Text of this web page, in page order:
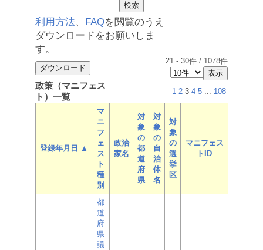
利用方法、 FAQを閲覧のうえ
ダウンロードをお願いしま
す。
21 - 30件 / 1078件
政策（マニフェス
ト）一覧
1 2 3 4 5 ... 108
登録年月日 ▲
マ
ニ
フ
ェ
ス
ト
種
別
政治
家名
対
象
の
都
道
府
県
対
象
の
自
治
体
名
対
象
の
選
挙
区
マニフェス
トID
都
道
府
県
議